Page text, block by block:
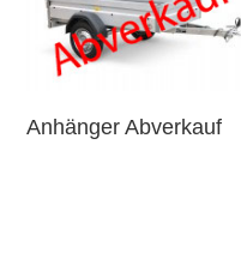
Anhänger Abverkauf